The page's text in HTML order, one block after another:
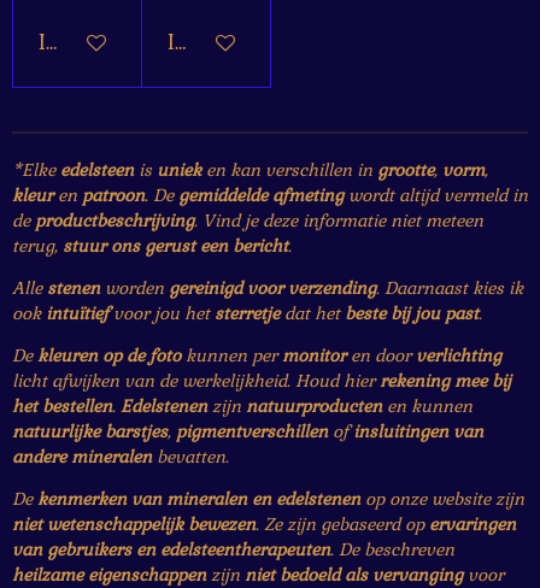
In winkelwagenIn winkelwagen
*Elke edelsteenis unieken kan verschillen in grootte, vorm,
kleuren patroon. De gemiddelde afmetingwordt altijd vermeld in
de productbeschrijving. Vind je deze informatie niet meteen
terug, stuur ons gerust een bericht.
Alle stenenworden gereinigd voor verzending. Daarnaast kies ik
ook intuïtiefvoor jou het sterretjedat het beste bij jou past.
Dekleuren op de fotokunnen permonitoren doorverlichting
licht afwijken van de werkelijkheid. Houd hierrekening mee bij
het bestellen. Edelstenenzijn natuurproductenen kunnen
natuurlijke barstjes, pigmentverschillenofinsluitingen van
andere mineralenbevatten.
Dekenmerken van mineralen en edelstenenop onze website zijn
niet wetenschappelijk bewezen. Ze zijn gebaseerd op ervaringen
van gebruikers en edelsteentherapeuten. De beschreven
heilzame eigenschappenzijn niet bedoeld als vervangingvoor